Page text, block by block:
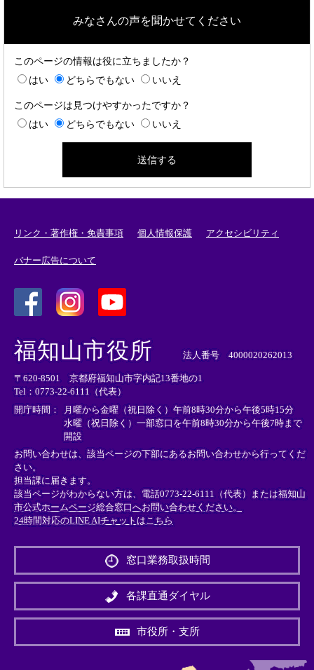
みなさんの声を聞かせてください
このページの情報は役に立ちましたか？
はい
どちらでもない いいえ
このページは見つけやすかったですか？
はい
どちらでもない いいえ
リンク・著作権・免責事項 個人情報保護 アクセシビリティ
バナー広告について
外
部
リ
ン
ク
＞
外
リ
ン
ク
＞
外
部
ン
ク
＞
福知山市役所 法人番号 4000020262013
〒620-8501 京都府福知山市字内記13番地の1
Tel：0773-22-6111（代表）
開庁時間：
月曜から金曜（祝日除く）午前8時30分から午後5時15分
水曜（祝日除く）一部窓口を午前8時30分から午後7時まで
開設
お問い合わせは、該当ページの下部にあるお問い合わせから行ってくだ
さい。
担当課に届きます。
該当ページがわからない方は、電話0773-22-6111（代表）または福知山
市公式ホームページ総合窓口へお問い合わせください。
24時間対応のLINE AIチャットはこちら
外
リ
ン
＞
窓口業務取扱時間
各課直通ダイヤル
市役所・支所